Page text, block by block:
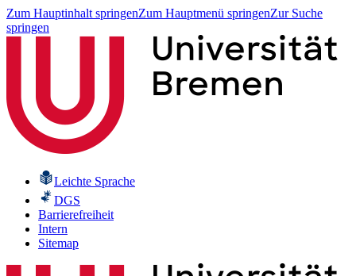
Zum Hauptinhalt springenZum Hauptmenü springenZur Suche
springen
Leichte Sprache
DGS
Barrierefreiheit
Intern
Sitemap